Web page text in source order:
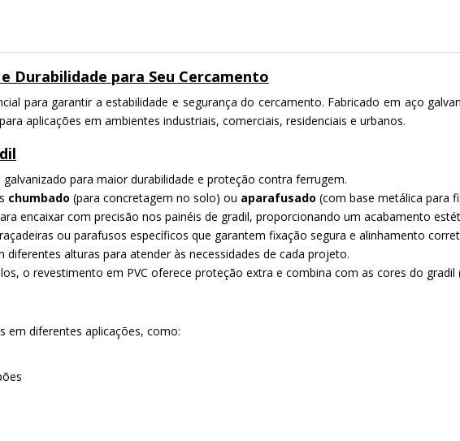
Durabilidade para Seu Cercamento
para garantir a estabilidade e segurança do cercamento. Fabricado em aço
aplicações em ambientes industriais, comerciais, residenciais e urbanos.
para maior durabilidade e proteção contra ferrugem.
chumbado (para concretagem no solo) ou aparafusado (com base metálica para
encaixar com precisão nos painéis de gradil, proporcionando um acabamento
ou parafusos específicos que garantem fixação segura e alinhamento
diferentes alturas para atender às necessidades de cada projeto.
o revestimento em PVC oferece proteção extra e combina com as cores do gradil
em diferentes aplicações, como: